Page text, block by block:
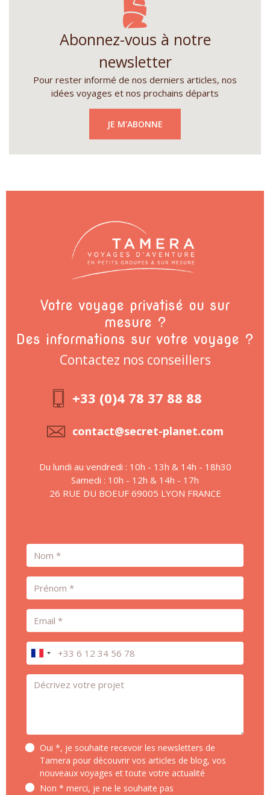
Abonnez-vous à notre
newsletter
Pour rester informé de nos derniers articles, nos
idées voyages et nos prochains départs
JE M'ABONNE
Votre voyage privatisé ou sur
mesure ?
Des informations sur votre voyage ?
Contactez nos conseillers
+33 (0)4 78 37 88 88
contact@secret-planet.com
Du lundi au vendredi : 10h - 13h & 14h - 18h30
Samedi : 10h - 12h & 14h - 17h
26 RUE DU BOEUF 69005 LYON FRANCE
Nom
Prénom
Email
Téléphone
Message *
Oui *, je souhaite recevoir les newsletters de
Tamera pour découvrir vos articles de blog, vos
nouveaux voyages et toute votre actualité
Non * merci, je ne le souhaite pas